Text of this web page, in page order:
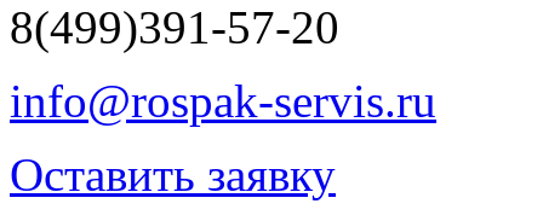
8(499)391-57-20
info@rospak-servis.ru
Оставить заявку